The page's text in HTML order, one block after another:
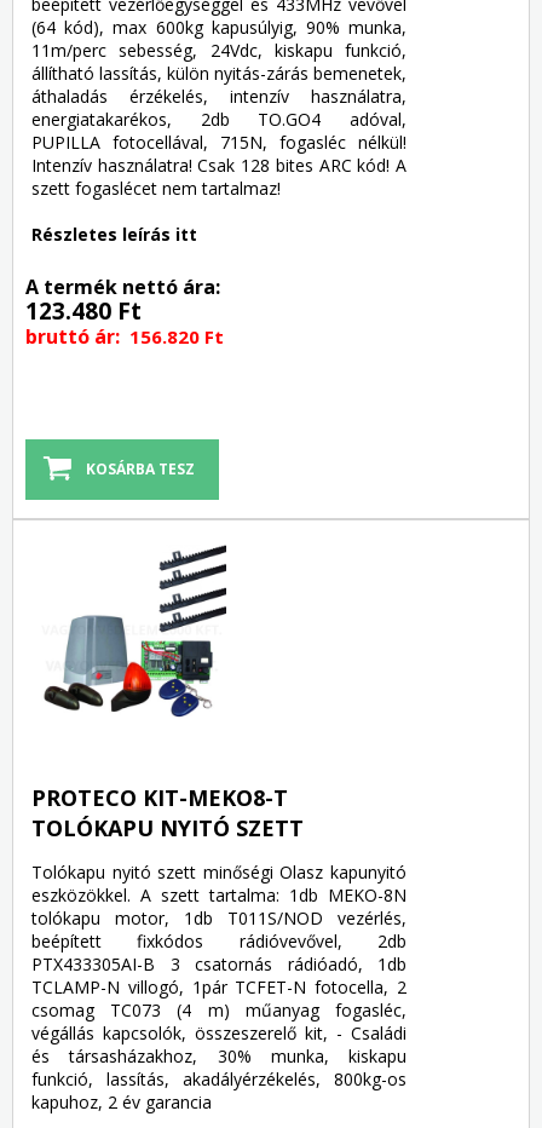
(64 kód), max 600kg kapusúlyig, 90% munka,
11m/perc sebesség, 24Vdc, kiskapu funkció,
állítható lassítás, külön nyitás-zárás bemenetek,
áthaladás érzékelés, intenzív használatra,
energiatakarékos, 2db TO.GO4 adóval,
PUPILLA fotocellával, 715N, fogasléc nélkül!
Intenzív használatra! Csak 128 bites ARC kód! A
szett fogaslécet nem tartalmaz!
Részletes leírás itt
A termék nettó ára:
123.480 Ft
bruttó ár: 156.820 Ft
PROTECO KIT-MEKO8-T
TOLÓKAPU NYITÓ SZETT
Tolókapu nyitó szett minőségi Olasz kapunyitó
eszközökkel. A szett tartalma: 1db MEKO-8N
tolókapu motor, 1db T011S/NOD vezérlés,
beépített fixkódos rádióvevővel, 2db
PTX433305AI-B 3 csatornás rádióadó, 1db
TCLAMP-N villogó, 1pár TCFET-N fotocella, 2
csomag TC073 (4 m) műanyag fogasléc,
végállás kapcsolók, összeszerelő kit, - Családi
és társasházakhoz, 30% munka, kiskapu
funkció, lassítás, akadályérzékelés, 800kg-os
kapuhoz, 2 év garancia